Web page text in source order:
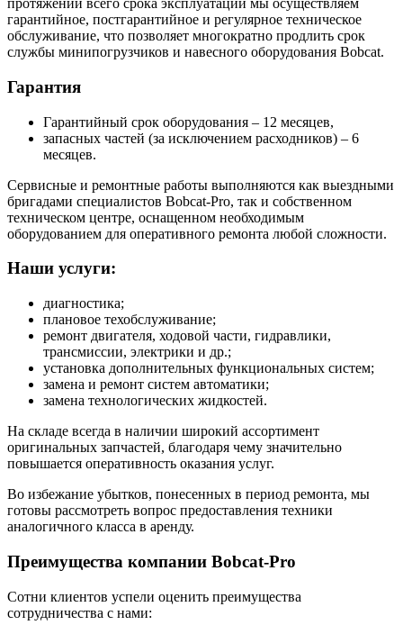
протяжении всего срока эксплуатации мы осуществляем
гарантийное, постгарантийное и регулярное техническое
обслуживание, что позволяет многократно продлить срок
службы минипогрузчиков и навесного оборудования Bobcat.
Гарантия
Гарантийный срок оборудования – 12 месяцев,
запасных частей (за исключением расходников) – 6
месяцев.
Сервисные и ремонтные работы выполняются как выездными
бригадами специалистов Bobcat-Pro, так и собственном
техническом центре, оснащенном необходимым
оборудованием для оперативного ремонта любой сложности.
Наши услуги:
диагностика;
плановое техобслуживание;
ремонт двигателя, ходовой части, гидравлики,
трансмиссии, электрики и др.;
установка дополнительных функциональных систем;
замена и ремонт систем автоматики;
замена технологических жидкостей.
На складе всегда в наличии широкий ассортимент
оригинальных запчастей, благодаря чему значительно
повышается оперативность оказания услуг.
Во избежание убытков, понесенных в период ремонта, мы
готовы рассмотреть вопрос предоставления техники
аналогичного класса в аренду.
Преимущества компании Bobcat-Pro
Сотни клиентов успели оценить преимущества
сотрудничества с нами: